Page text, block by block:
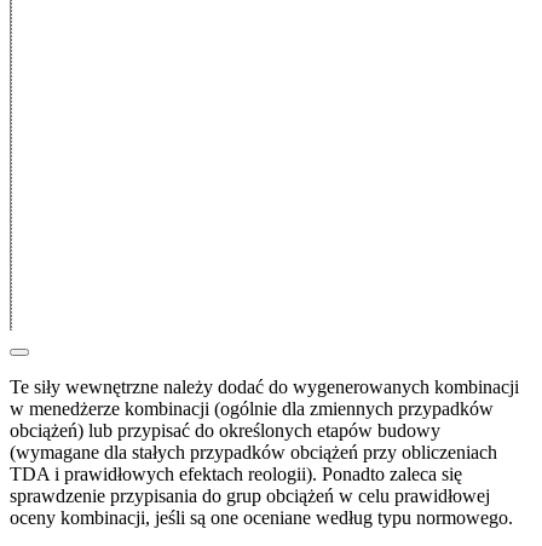
Te siły wewnętrzne należy dodać do wygenerowanych kombinacji
w menedżerze kombinacji (ogólnie dla zmiennych przypadków
obciążeń) lub przypisać do określonych etapów budowy
(wymagane dla stałych przypadków obciążeń przy obliczeniach
TDA i prawidłowych efektach reologii). Ponadto zaleca się
sprawdzenie przypisania do grup obciążeń w celu prawidłowej
oceny kombinacji, jeśli są one oceniane według typu normowego.